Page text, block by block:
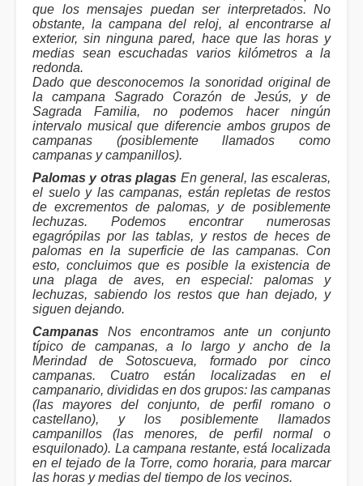
que los mensajes puedan ser interpretados. No
obstante, la campana del reloj, al encontrarse al
exterior, sin ninguna pared, hace que las horas y
medias sean escuchadas varios kilómetros a la
redonda.
Dado que desconocemos la sonoridad original de
la campana Sagrado Corazón de Jesús, y de
Sagrada Familia, no podemos hacer ningún
intervalo musical que diferencie ambos grupos de
campanas (posiblemente llamados como
campanas y campanillos).
Palomas y otras plagas En general, las escaleras,
el suelo y las campanas, están repletas de restos
de excrementos de palomas, y de posiblemente
lechuzas. Podemos encontrar numerosas
egagrópilas por las tablas, y restos de heces de
palomas en la superficie de las campanas. Con
esto, concluimos que es posible la existencia de
una plaga de aves, en especial: palomas y
lechuzas, sabiendo los restos que han dejado, y
siguen dejando.
Campanas Nos encontramos ante un conjunto
típico de campanas, a lo largo y ancho de la
Merindad de Sotoscueva, formado por cinco
campanas. Cuatro están localizadas en el
campanario, divididas en dos grupos: las campanas
(las mayores del conjunto, de perfil romano o
castellano), y los posiblemente llamados
campanillos (las menores, de perfil normal o
esquilonado). La campana restante, está localizada
en el tejado de la Torre, como horaria, para marcar
las horas y medias del tiempo de los vecinos.